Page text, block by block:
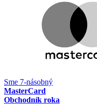
Sme 7-násobný
MasterCard
Obchodník roka